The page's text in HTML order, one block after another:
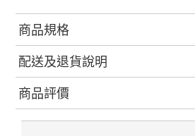
商品規格
配送及退貨說明
商品評價